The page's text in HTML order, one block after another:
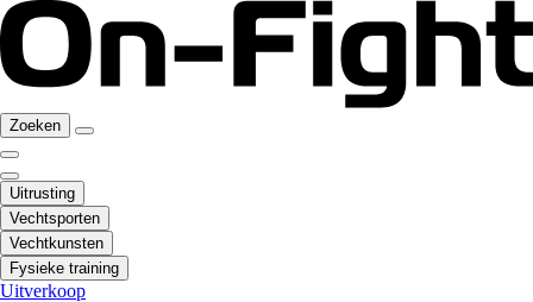
Zoeken
Uitrusting
Vechtsporten
Vechtkunsten
Fysieke training
Uitverkoop